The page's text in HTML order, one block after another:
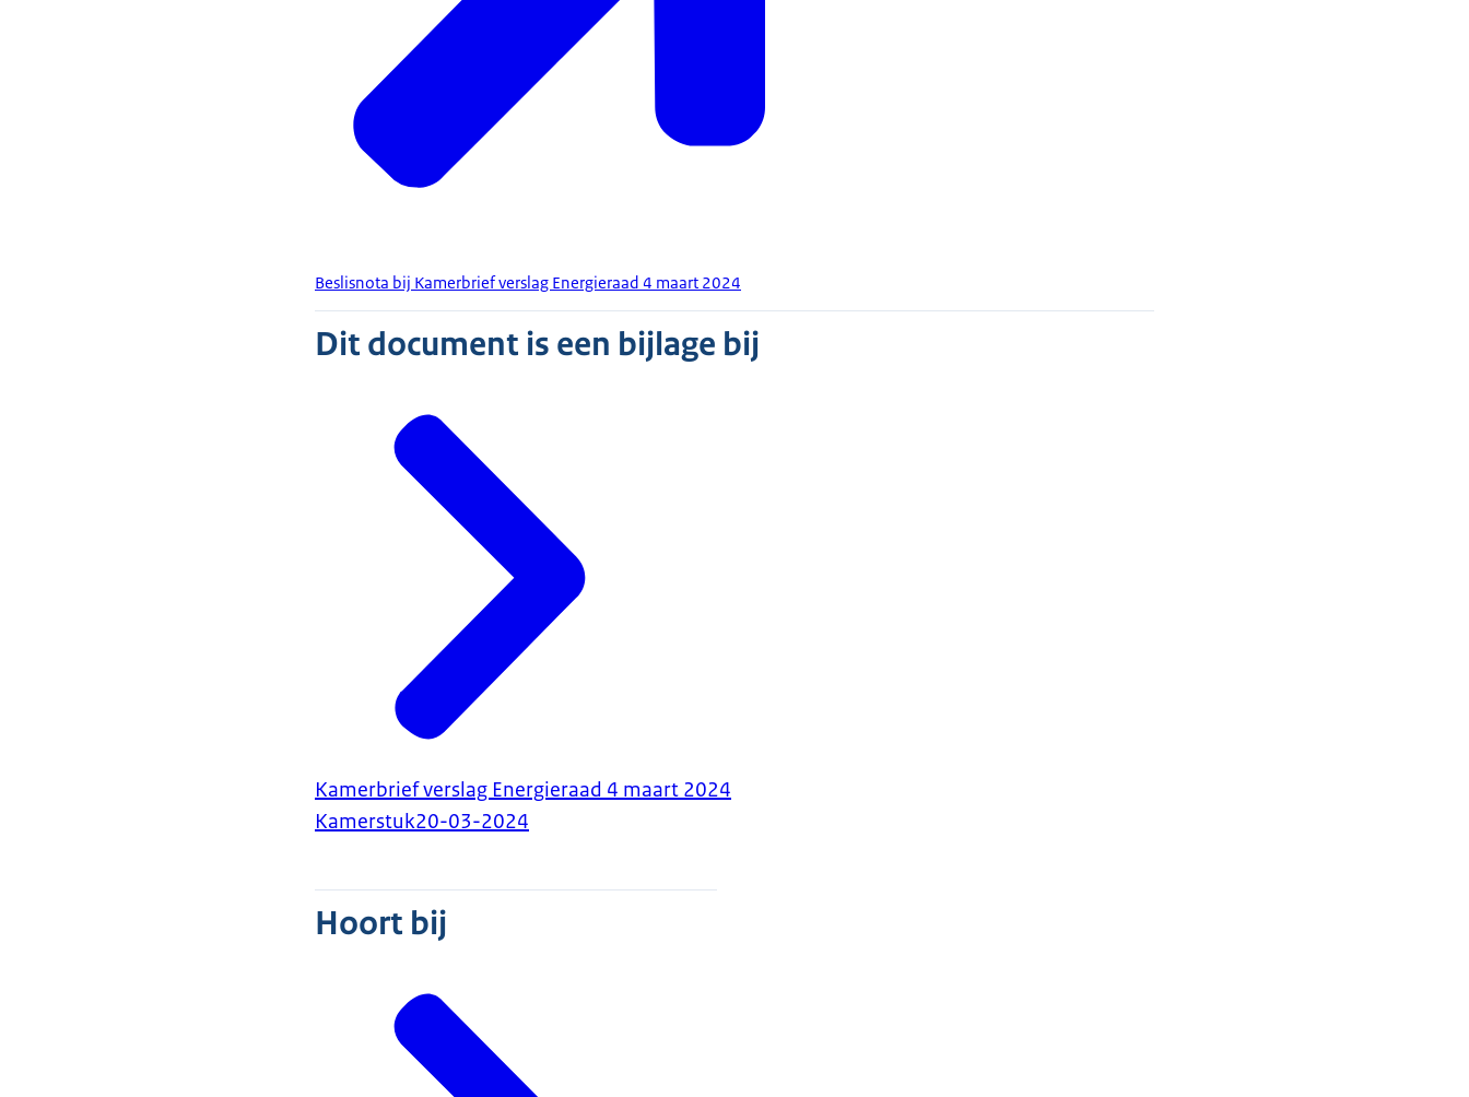
Beslisnota bij Kamerbrief verslag Energieraad 4 maart 2024
Dit document is een bijlage bij
Kamerbrief verslag Energieraad 4 maart 2024
Kamerstuk20-03-2024
Hoort bij